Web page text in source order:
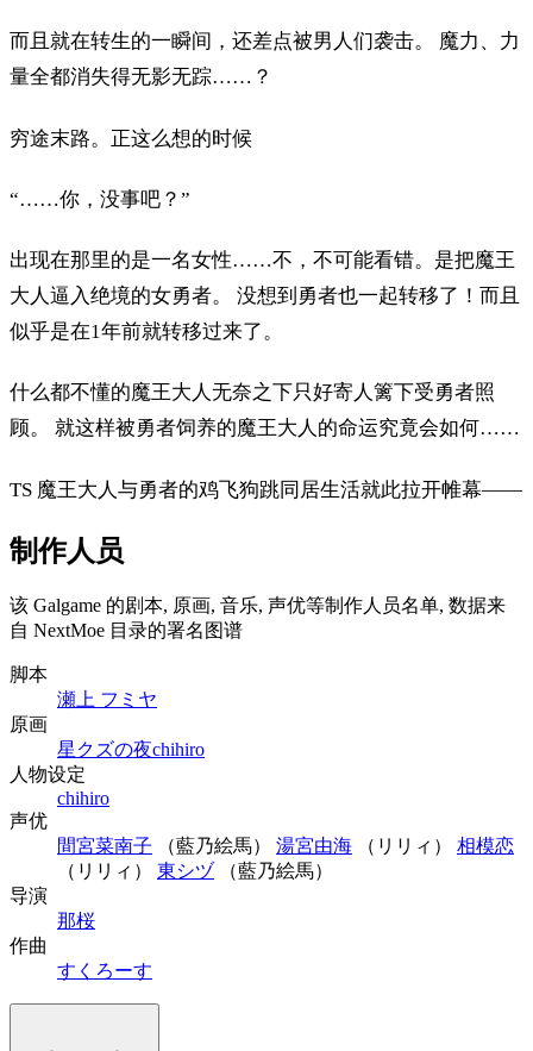
而且就在转生的一瞬间，还差点被男人们袭击。 魔力、力
量全都消失得无影无踪……？
穷途末路。正这么想的时候
“……你，没事吧？”
出现在那里的是一名女性……不，不可能看错。是把魔王
大人逼入绝境的女勇者。 没想到勇者也一起转移了！而且
似乎是在1年前就转移过来了。
什么都不懂的魔王大人无奈之下只好寄人篱下受勇者照
顾。 就这样被勇者饲养的魔王大人的命运究竟会如何……
TS 魔王大人与勇者的鸡飞狗跳同居生活就此拉开帷幕——
制作人员
该 Galgame 的剧本, 原画, 音乐, 声优等制作人员名单, 数据来
自 NextMoe 目录的署名图谱
脚本
瀬上 フミヤ
原画
星クズの夜chihiro
人物设定
chihiro
声优
間宮菜南子 （藍乃絵馬） 湯宮由海 （リリィ） 相模恋
（リリィ） 東シヅ （藍乃絵馬）
导演
那桜
作曲
すくろーす